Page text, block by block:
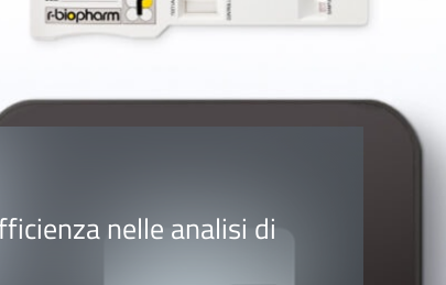
Nutrition Care
nelle analisi di